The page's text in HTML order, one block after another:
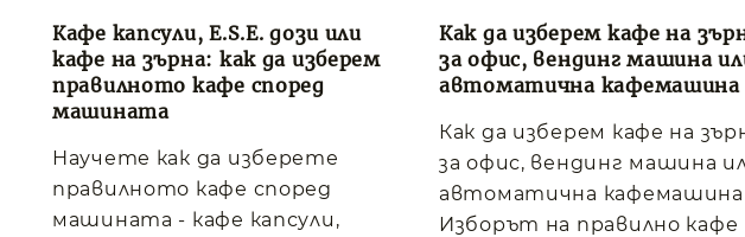
Кафе капсули, E.S.E. дози или
кафе на зърна: как да изберем
правилното кафе според
машината
Научете как да изберете
правилното кафе според
машината - кафе капсули,
Как да изберем кафе на
за офис, вендинг машина
автоматична кафемашина
Как да изберем кафе на
за офис, вендинг машина
автоматична кафемашина
Изборът на правилно кафе